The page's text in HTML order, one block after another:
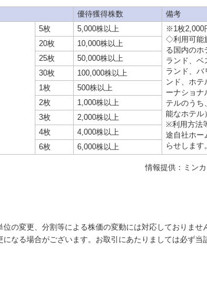
優待獲得株数
備考
5枚 5,000株以上
※1枚2,000
◇利用可能
る国内のホ
ランド、ベ
ランド、バ
ンド、ホテ
ーナショナ
テルのうち
能なホテル）
※利用方法
途自社ホー
らせします。
20枚
10,000株以上
25枚
50,000株以上
30枚
100,000株以上
1枚
500株以上
2枚
1,000株以上
3枚
2,000株以上
4枚
4,000株以上
6枚
6,000株以上
情報提供：ミン
の変更、分割等による株価の変動には対応しておりませ
なる場合がございます。お取引にあたりましては必ず当